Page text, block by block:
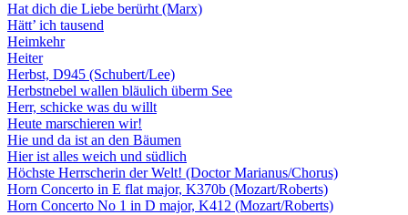
Hat dich die Liebe berürht (Marx)
Hätt’ ich tausend
Heimkehr
Heiter
Herbst, D945 (Schubert/Lee)
Herbstnebel wallen bläulich überm See
Herr, schicke was du willt
Heute marschieren wir!
Hie und da ist an den Bäumen
Hier ist alles weich und südlich
Höchste Herrscherin der Welt! (Doctor Marianus/Chorus)
Horn Concerto in E flat major, K370b (Mozart/Roberts)
Horn Concerto No 1 in D major, K412 (Mozart/Roberts)